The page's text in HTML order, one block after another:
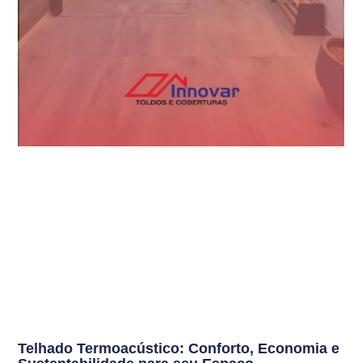
Telhado Termoacústico: Conforto, Economia e